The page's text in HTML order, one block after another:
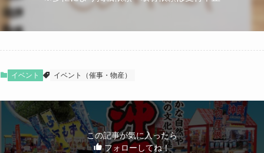
イベント イベント（催事・物産）
この記事が気に入ったら
フォローしてね！